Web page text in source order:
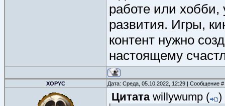
работе или хобби,
развития. Игры,
контент нужно
настоящему
XOPYC Дата: Среда, 05.10.2022, 12:29 | Сообщение #
Цитата willywump ( )